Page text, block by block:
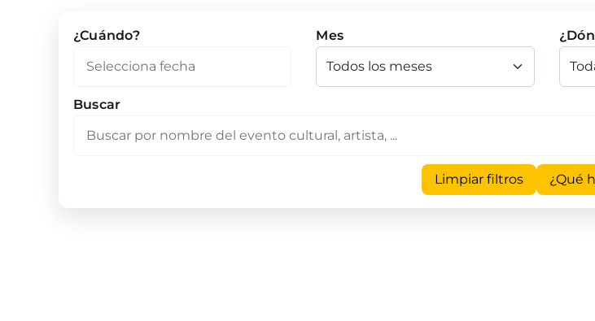
¿Cuándo? Mes
Buscar
Limpiar filtros ¿Qué